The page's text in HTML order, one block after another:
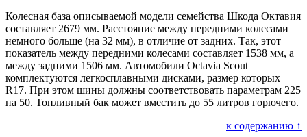
Колесная база описываемой модели семейства Шкода Октавия
составляет 2679 мм. Расстояние между передними колесами
немного больше (на 32 мм), в отличие от задних. Так, этот
показатель между передними колесами составляет 1538 мм, а
между задними 1506 мм. Автомобили Octavia Scout
комплектуются легкосплавными дисками, размер которых
R17. При этом шины должны соответствовать параметрам 225
на 50. Топливный бак может вместить до 55 литров горючего.
к содержанию ↑